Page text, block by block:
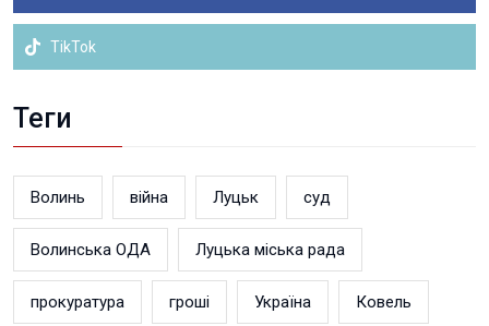
TikTok
Теги
Волинь війна Луцьк суд
Волинська ОДА Луцька міська рада
прокуратура гроші Україна Ковель